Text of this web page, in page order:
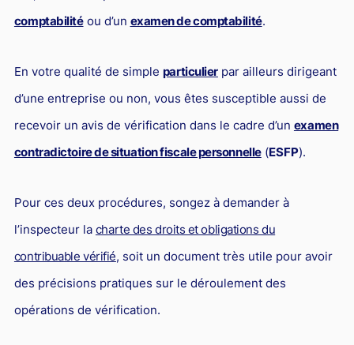
L'industrie
Caution bancaire
Communication et nouvelles technologies
Grande entreprise
Droit de l'environnement et des énergies renouvelables
Transmission d'entreprise et avocat
comptabilitéou d’un examen de comptabilité.
En votre qualité de simple particulierpar ailleurs dirigeant
d’une entreprise ou non, vous êtes susceptible aussi de
recevoir un avis de vérification dans le cadre d’un examen
contradictoire de situation fiscale personnelle(ESFP).
Pour ces deux procédures, songez à demander à
l’inspecteur la charte des droits et obligations du
contribuable vérifié, soit un document très utile pour avoir
des précisions pratiques sur le déroulement des
opérations de vérification.